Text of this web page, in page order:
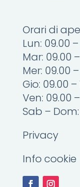
Orari di
Lun: 09.00 –
Mar: 09.00
Mer: 09.00 –
Gio: 09.00 –
Ven: 09.00
Sab –
Privacy
Info cookie